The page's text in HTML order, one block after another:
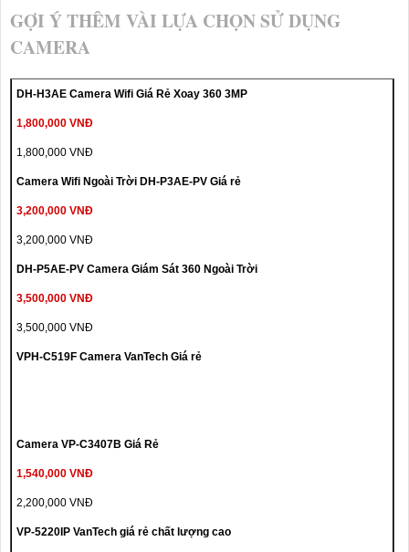
GỢI Ý THÊM VÀI LỰA CHỌN SỬ DỤNG
CAMERA
DH-H3AE Camera Wifi Giá Rẻ Xoay 360 3MP
1,800,000 VNĐ
1,800,000 VNĐ
Camera Wifi Ngoài Trời DH-P3AE-PV Giá rẻ
3,200,000 VNĐ
3,200,000 VNĐ
DH-P5AE-PV Camera Giám Sát 360 Ngoài Trời
3,500,000 VNĐ
3,500,000 VNĐ
VPH-C519F Camera VanTech Giá rẻ
Camera VP-C3407B Giá Rẻ
1,540,000 VNĐ
2,200,000 VNĐ
VP-5220IP VanTech giá rẻ chất lượng cao